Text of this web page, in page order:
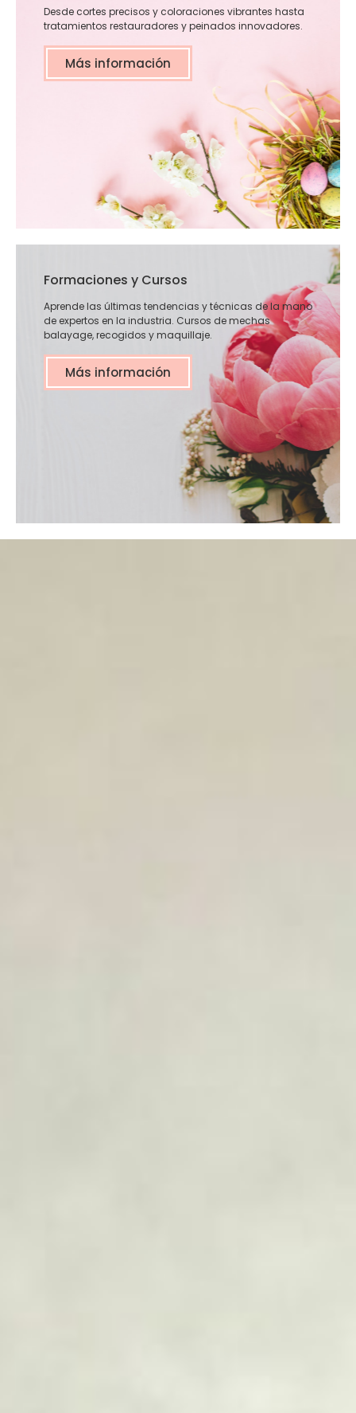
Desde cortes precisos y coloraciones vibrantes hasta
tratamientos restauradores y peinados innovadores.
Más información
Formaciones y Cursos
Aprende las últimas tendencias y técnicas de la mano
de expertos en la industria. Cursos de mechas
balayage, recogidos y maquillaje.
Más información